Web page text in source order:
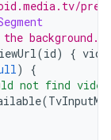
background.
(id) {
)
{
not find
(